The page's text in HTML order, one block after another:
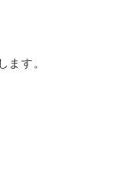
ます。